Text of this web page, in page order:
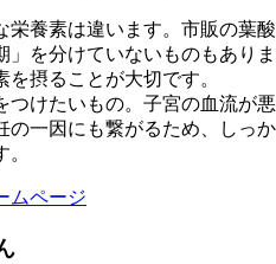
栄養素は違います。市販の葉酸
を分けていないものもありま
摂ることが大切です。
つけたいもの。子宮の血流が悪
の一因にも繋がるため、しっか
ムページ